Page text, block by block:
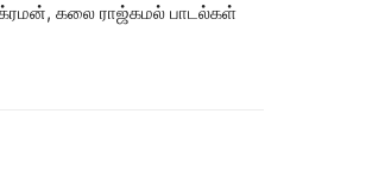
கலை ராஜ்கமல் பாடல்கள்